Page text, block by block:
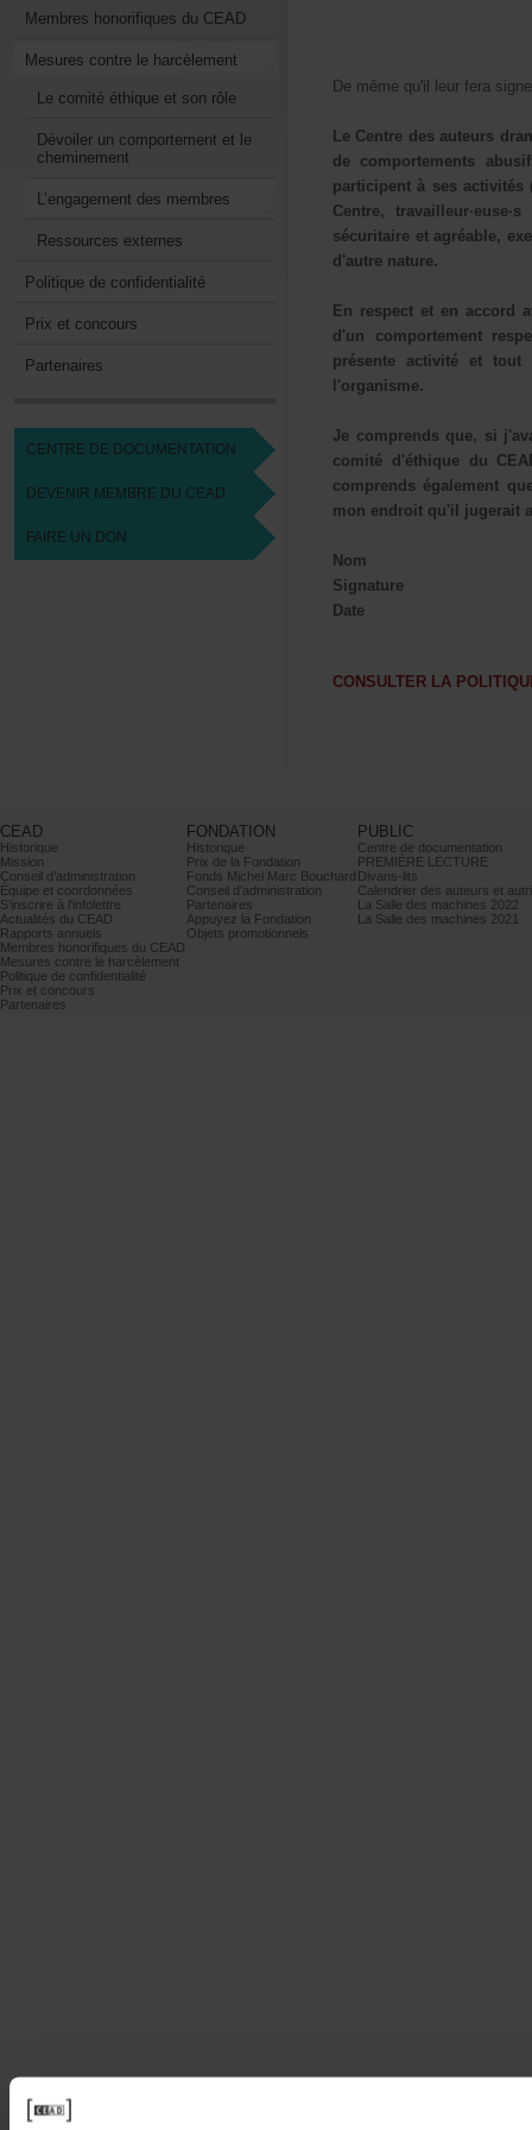
MembreshonorifiquesduCEAD
Mesurescontreleharcèlement
Lecomitééthiqueetsonrôle
Dévoileruncomportementetle
cheminement
L’engagementdesmembres
Ressourcesexternes
Politiquedeconfidentialité
Prixetconcours
Partenaires
CENTREDEDOCUMENTATION
DEVENIRMEMBREDUCEAD
FAIREUNDON
d'autrenature.
l'organisme.
Nom
Signature
Date
CEAD
Historique
Mission
Conseild’administration
Équipeetcoordonnées
S’inscrireàl’infolettre
ActualitésduCEAD
Rapportsannuels
MembreshonorifiquesduCEAD
Mesurescontreleharcèlement
Politiquedeconfidentialité
Prixetconcours
Partenaires
FONDATION
Historique
PrixdelaFondation
FondsMichelMarcBouchard
Conseild’administration
Partenaires
AppuyezlaFondation
Objetspromotionnels
PUBLIC
Centrededocumentation
PREMIÈRELECTURE
Divans-lits
LaSalledesmachines2022
LaSalledesmachines2021